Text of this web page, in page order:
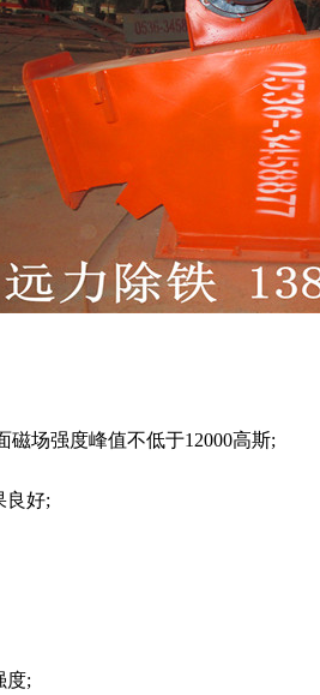
场强度峰值不低于12000高斯;
良好;
度;